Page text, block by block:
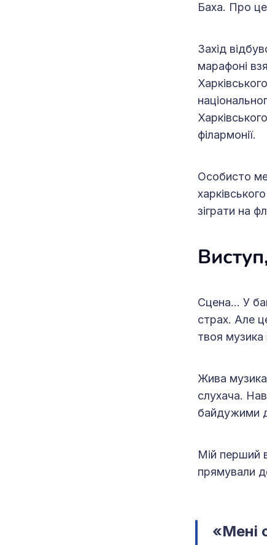
Баха. Про
Захід
марафоні
філармонії.
Особисто
зіграти на
Сцена... У
страх. Але
твоя
Жива
слухача.
байдужими
Мій перший
прямували
«Мені